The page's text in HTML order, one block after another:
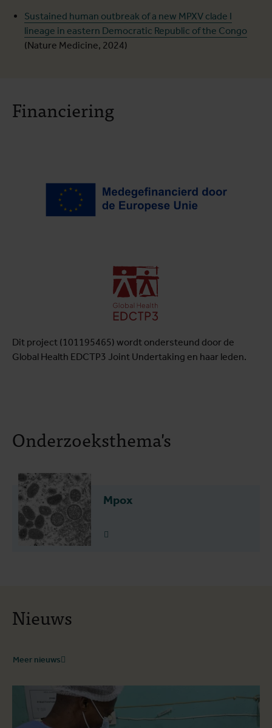
Sustained human outbreak of a new MPXV clade I
lineage in eastern Democratic Republic of the Congo
(Nature Medicine, 2024)
Financiering
Dit project (101195465) wordt ondersteund door de
Global Health EDCTP3 Joint Undertaking en haar leden.
Onderzoeksthema's
Mpox
Lees meer
Nieuws
Meer nieuws